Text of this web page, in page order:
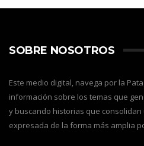
SOBRE NOSOTROS
Este medio digital, navega por la
información sobre los temas que
y buscando historias que
expresada de la forma más amplia